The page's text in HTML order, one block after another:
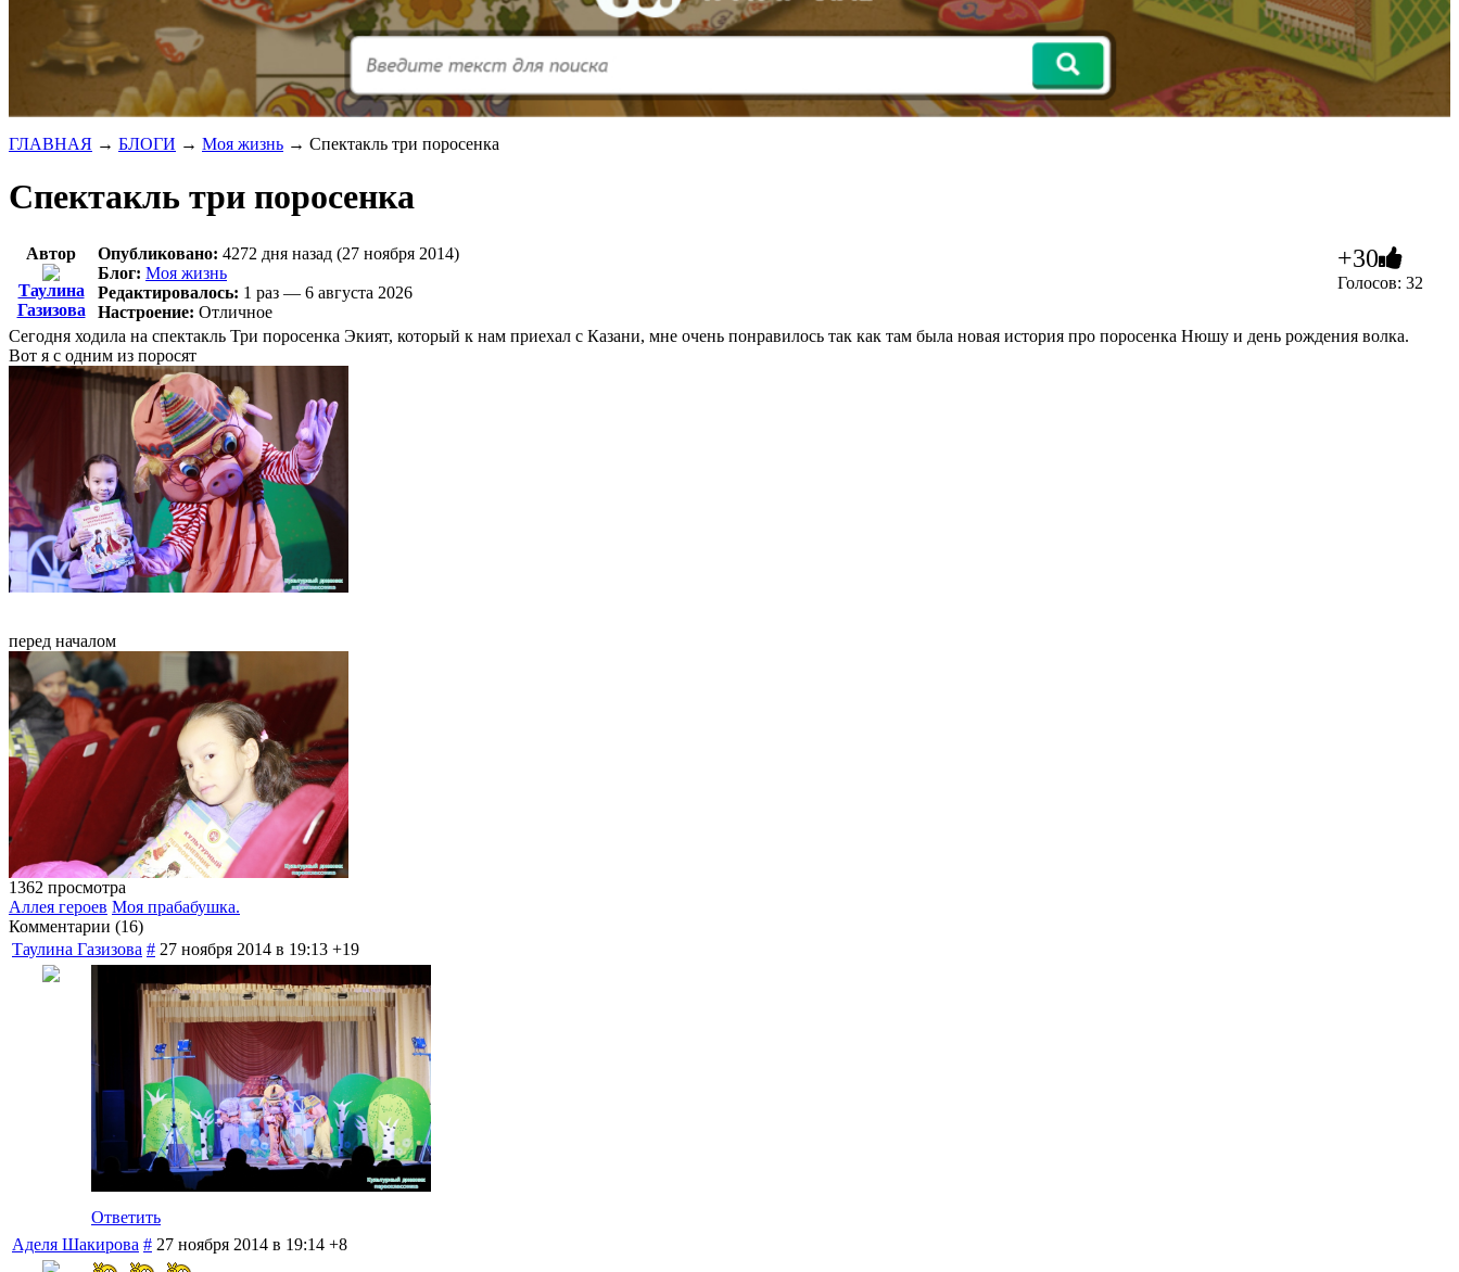
ГЛАВНАЯ → БЛОГИ → Моя жизнь → Спектакль три поросенка
Спектакль три поросенка
Автор
Таулина
Газизова
Опубликовано: 4272 дня назад (27 ноября 2014)
Блог: Моя жизнь
Редактировалось: 1 раз — 6 августа 2026
Настроение: Отличное
+30
Голосов: 32
Сегодня ходила на спектакль Три поросенка Экият, который к нам приехал с Казани, мне очень понравилось так как там была новая история про поросенка Нюшу и день рождения волка.
Вот я с одним из поросят
перед началом
1362 просмотра
Аллея героев Моя прабабушка.
Комментарии (16)
Таулина Газизова # 27 ноября 2014 в 19:13 +19
Ответить
Аделя Шакирова # 27 ноября 2014 в 19:14 +8